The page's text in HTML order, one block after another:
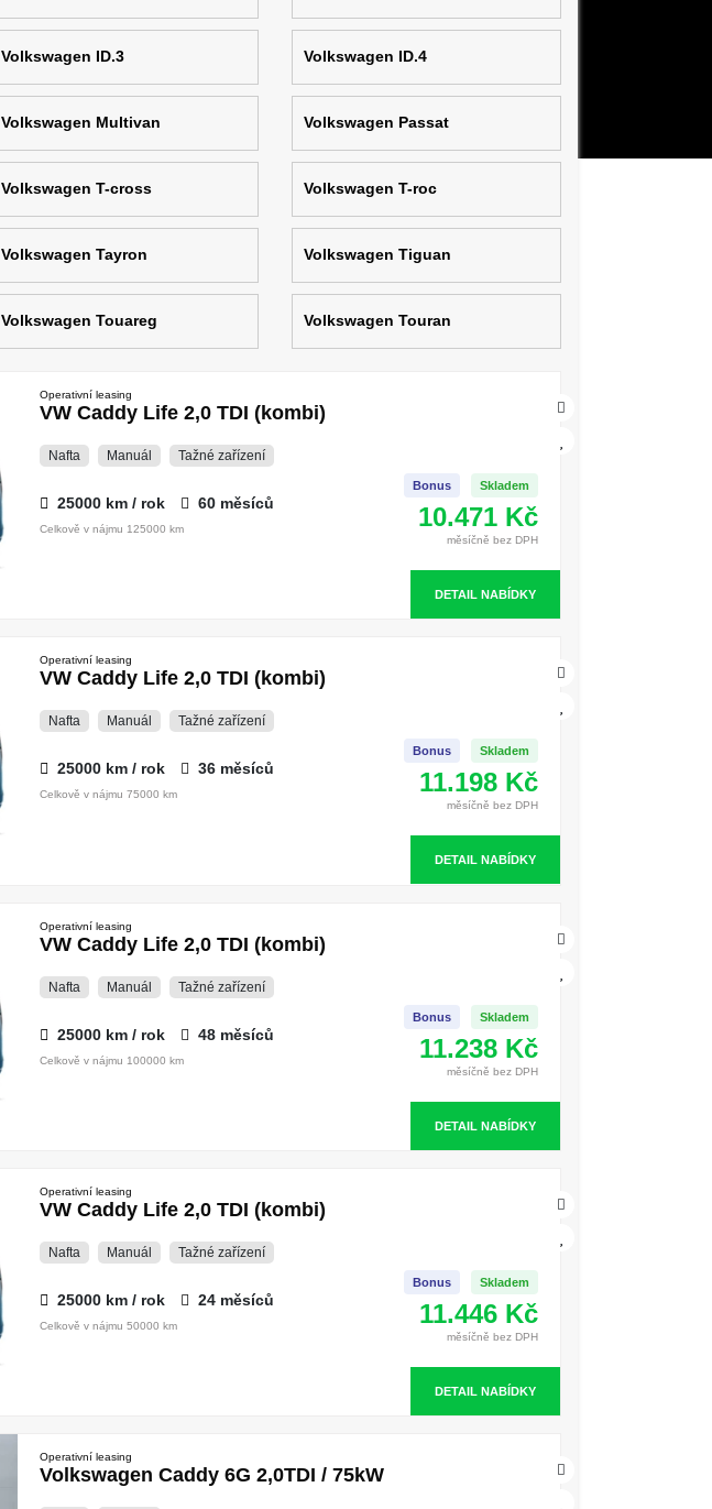
Volkswagen ID.3 Volkswagen ID.4
Volkswagen Multivan Volkswagen Passat
Volkswagen T-cross Volkswagen T-roc
Volkswagen Tayron Volkswagen Tiguan
Volkswagen Touareg Volkswagen Touran
Operativní leasing
VW Caddy Life 2,0 TDI (kombi)
Nafta Manuál Tažné zařízení
25000 km / rok 60 měsíců
Celkově v nájmu 125000 km
Skladem
Bonus
10.471 Kč
měsíčně bez DPH
DETAIL NABÍDKY
Operativní leasing
VW Caddy Life 2,0 TDI (kombi)
Nafta Manuál Tažné zařízení
25000 km / rok 36 měsíců
Celkově v nájmu 75000 km
Skladem
Bonus
11.198 Kč
měsíčně bez DPH
DETAIL NABÍDKY
Operativní leasing
VW Caddy Life 2,0 TDI (kombi)
Nafta Manuál Tažné zařízení
25000 km / rok 48 měsíců
Celkově v nájmu 100000 km
Skladem
Bonus
11.238 Kč
měsíčně bez DPH
DETAIL NABÍDKY
Operativní leasing
VW Caddy Life 2,0 TDI (kombi)
Nafta Manuál Tažné zařízení
25000 km / rok 24 měsíců
Celkově v nájmu 50000 km
Skladem
Bonus
11.446 Kč
měsíčně bez DPH
DETAIL NABÍDKY
Operativní leasing
Volkswagen Caddy 6G 2,0TDI / 75kW